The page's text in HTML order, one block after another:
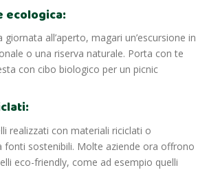
ecologica:
giornata all’aperto, magari un’escursione in
o una riserva naturale. Porta con te
con cibo biologico per un picnic
realizzati con materiali riciclati o
fonti sostenibili. Molte aziende ora offrono
eco-friendly, come ad esempio quelli